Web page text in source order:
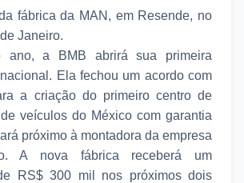
fábrica da MAN, em Resende, no
Janeiro.
a BMB abrirá sua primeira
Ela fechou um acordo com
a criação do primeiro centro de
veículos do México com garantia
próximo à montadora da empresa
A nova fábrica receberá um
RS$ 300 mil nos próximos dois